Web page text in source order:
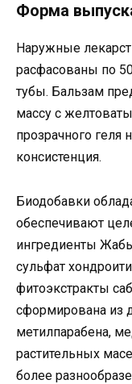
Форма
Наружные
расфасованы по
тубы. Бальзам
массу с
прозрачного геля
консистенция.
Биодобавки
обеспечивают
ингредиенты
сульфат
фитоэкстракты
сформирована из
метилпарабена,
растительных
более